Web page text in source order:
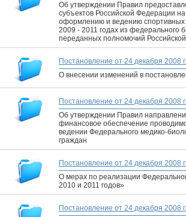
Об утверждении Правил
субъектов Российской Федерации
оформлению и ведению спортивных
2009 - 2011 годах из федерального
переданных полномочий
Постановление от 24 декабря 2008
О внесении изменений в
Постановление от 24 декабря 2008
Об утверждении Правил
финансовое обеспечение
ведении Федерального медико-
граждан
Постановление от 24 декабря 2008
О мерах по реализации
2010 и 2011 годов»
Постановление от 24 декабря 2008